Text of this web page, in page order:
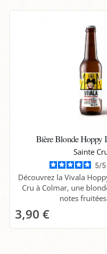
Bière Blonde Hoppy
Sainte
5/5
Découvrez la Vivala
Cru à Colmar, une
notes
3,90 €